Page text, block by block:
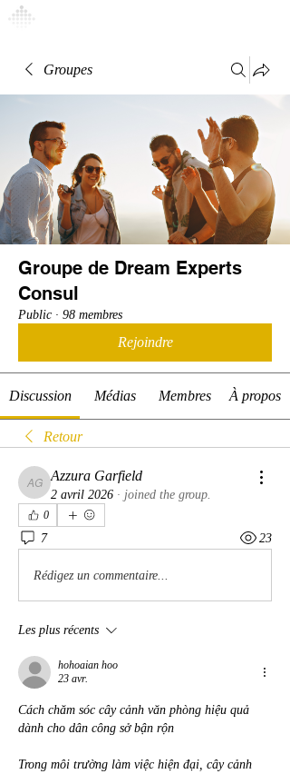
Groupes
Groupe de Dream Experts
Consul
Public · 98 membres
Rejoindre
Discussion Médias Membres À propos
Retour
Azzura Garfield
Azzura Garfield
2 avril 2026 · joined the group.
0
7 23
Rédigez un commentaire...
Les plus récents
hohoaian hoo
23 avr.
Cách chăm sóc cây cảnh văn phòng hiệu quả
dành cho dân công sở bận rộn
Trong môi trường làm việc hiện đại, cây cảnh